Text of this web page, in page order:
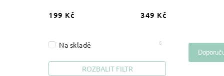
199 Kč 349 Kč
Na skladě 8
ROZBALIT FILTR